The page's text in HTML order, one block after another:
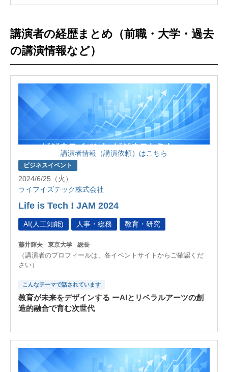
講演者の経歴まとめ（前職・大学・過去
の講演情報など）
講演者情報（講演依頼）はこちら
ビジネスイベント
2024/6/25（火）
ライフイズテック株式会社
Life is Tech ! JAM 2024
AI(人工知能) 人事・総務 教育・研究
藤井輝夫 東京大学 総長
（講演者のプロフィールは、各イベントサイトからご確認くだ
さい）
こんなテーマで話されています
教育が未来をデザインする ーAIとリベラルアーツの創
造的融合で育む次世代